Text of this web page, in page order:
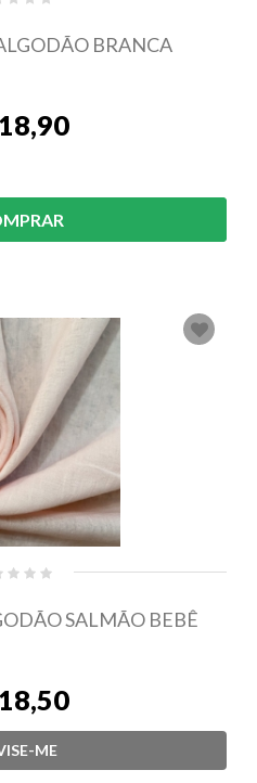
BRANCA
SALMÃO BEBÊ
ME